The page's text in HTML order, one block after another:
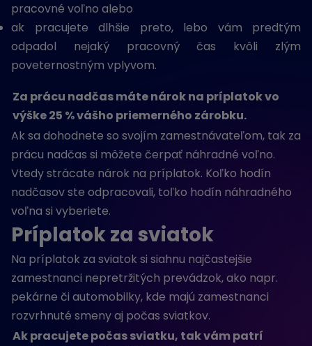
pracovné voľno alebo
ak pracujete dlhšie preto, lebo vám predtým
odpadol nejaký pracovný čas kvôli zlým
poveternostným vplyvom.
Za prácu nadčas máte nárok na príplatok vo
výške 25 % vášho priemerného zárobku.
Ak sa dohodnete so svojím zamestnávateľom, tak za
prácu nadčas si môžete čerpať náhradné voľno.
Vtedy strácate nárok na príplatok. Koľko hodín
nadčasov ste odpracovali, toľko hodín náhradného
voľna si vyberiete.
Príplatok za sviatok
Na príplatok za sviatok si siahnu najčastejšie
zamestnanci nepretržitých prevádzok, ako napr.
pekárne či automobilky, kde majú zamestnanci
rozvrhnuté smeny aj počas sviatkov.
Ak pracujete počas sviatku, tak vám patrí